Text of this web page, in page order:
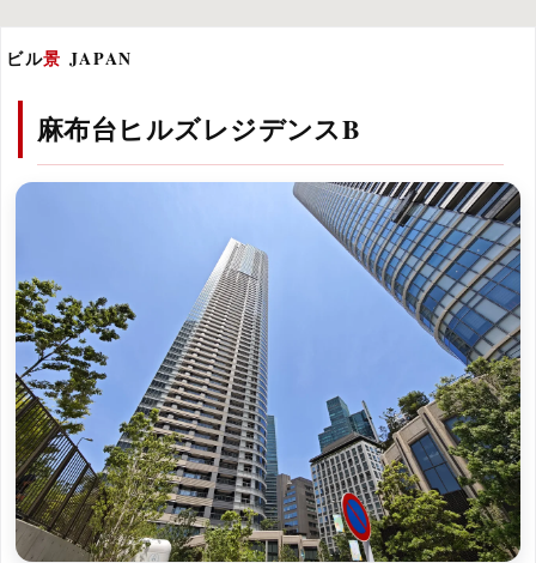
ビル景 JAPAN
麻布台ヒルズレジデンスB